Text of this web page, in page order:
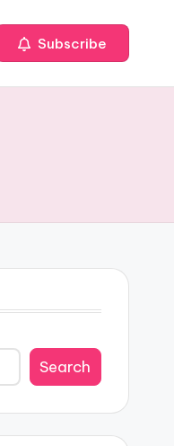
Subscribe
Search